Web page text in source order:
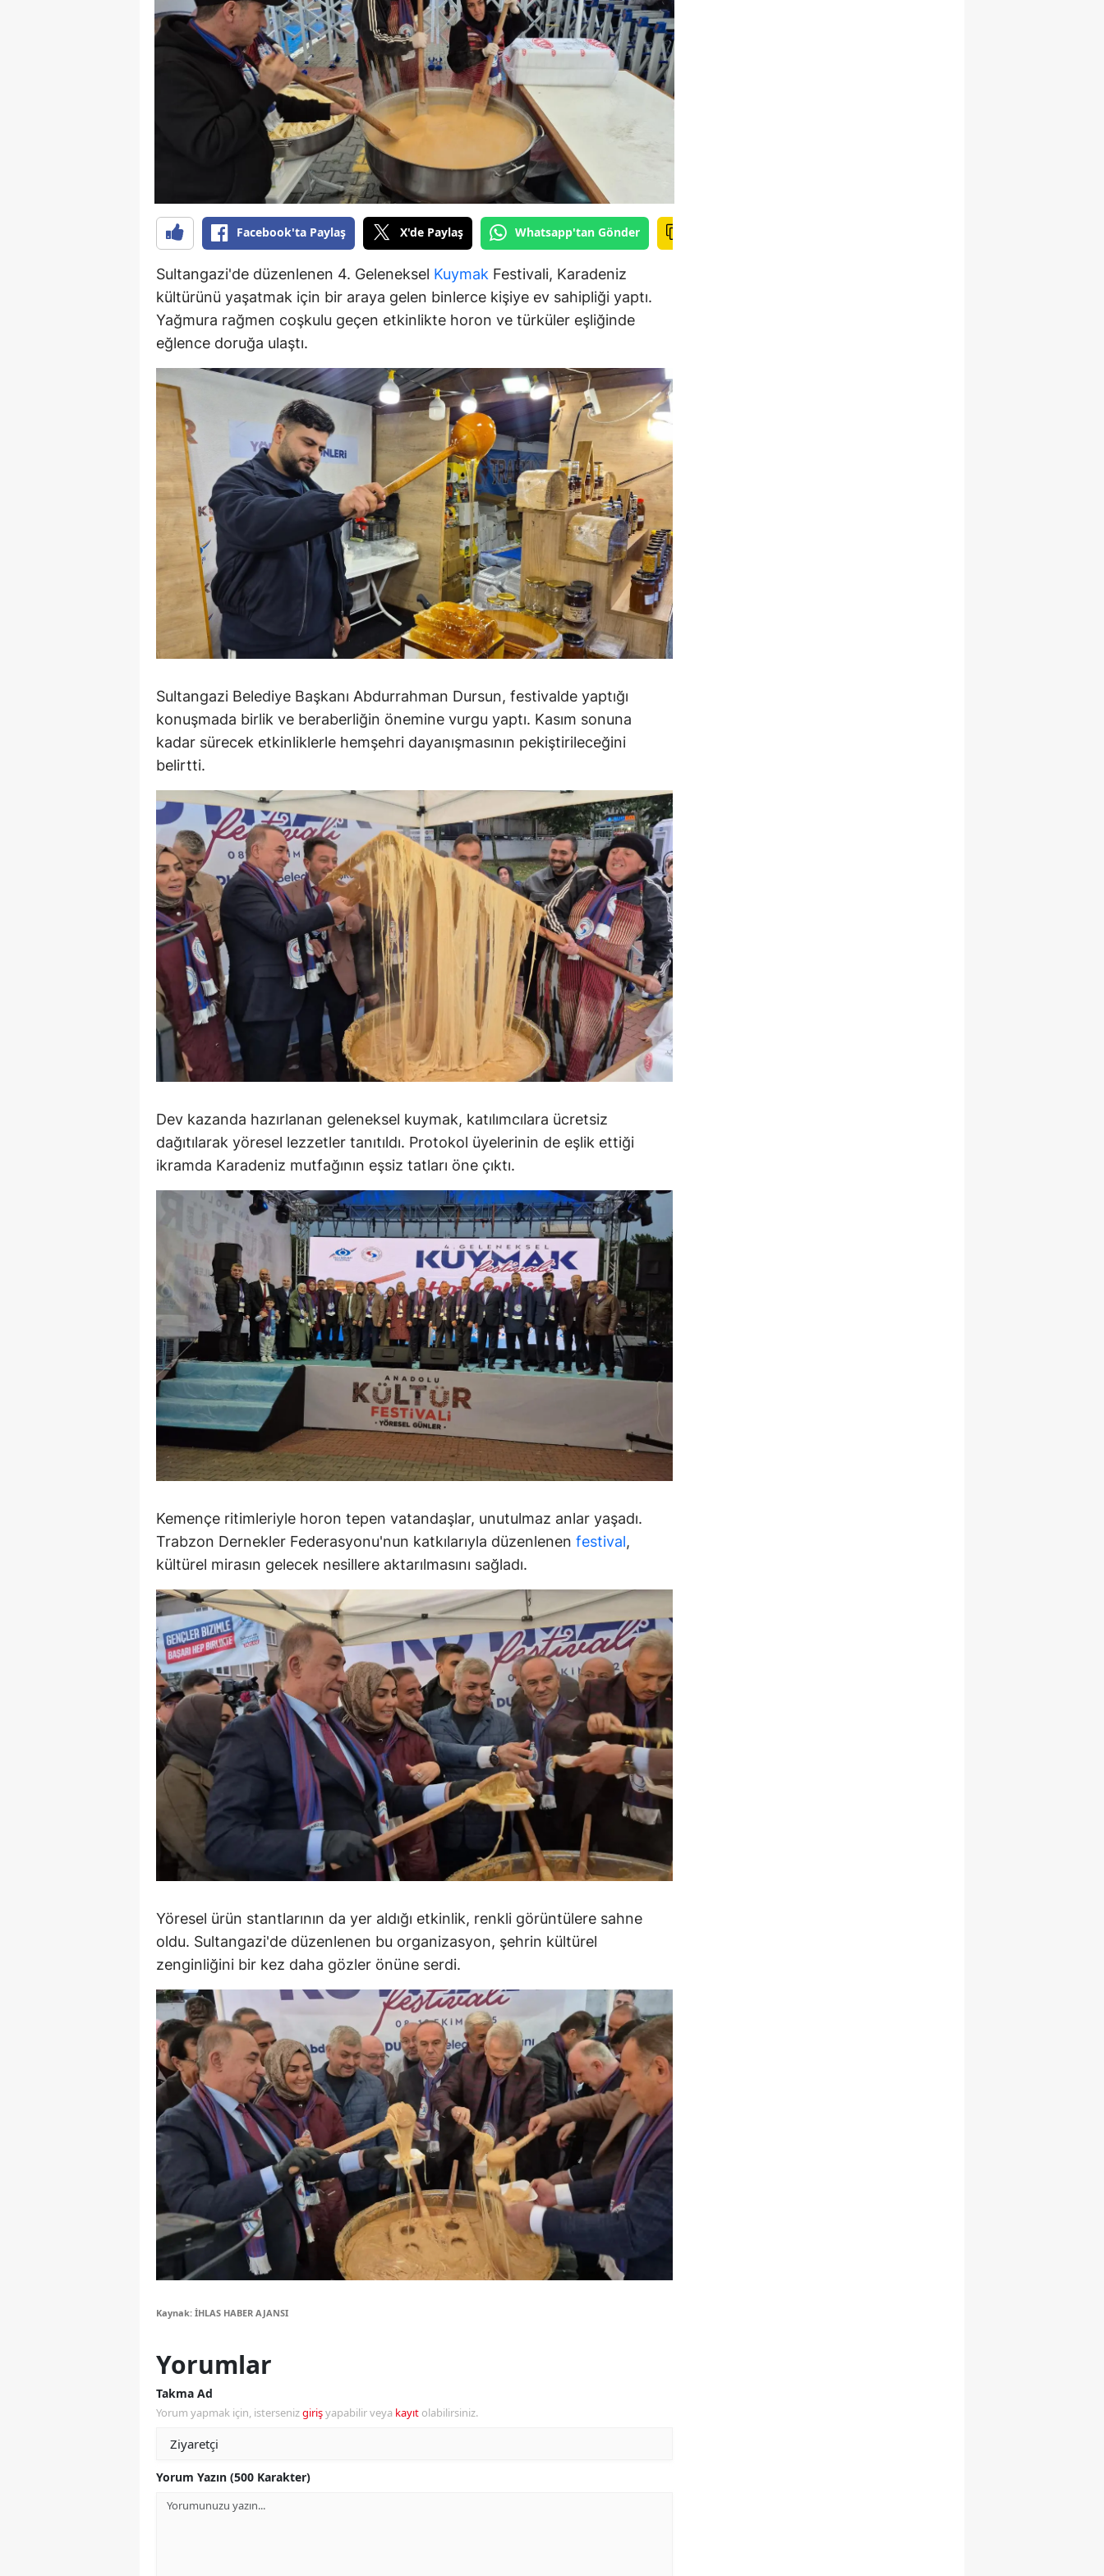
Bilecik
Bingöl
Bitlis
Bolu
Burdur
Bursa
Çanakkale
Çankırı
Denizli
Edirne
Elazığ
Erzincan
Erzurum
Eskişehir
Gaziantep
Giresun
Gümüşhane
Hakkari
Hatay
Isparta
İstanbul
İzmir
Kars
Kastamonu
Kayseri
Kırklareli
Kırşehir
Kocaeli
Konya
Malatya
Manisa
Kahramanmaraş
Mardin
Muğla
Muş
Nevşehir
Niğde
Ordu
Rize
Sakarya
Sinop
Tekirdağ
Tokat
Trabzon
Tunceli
Şanlıurfa
Uşak
Van
Yozgat
Aksaray
Bayburt
Karaman
Kırıkkale
Batman
Şırnak
Bartın
Ardahan
Iğdır
Yalova
Karabük
Facebook'ta Paylaş X'de Paylaş Whatsapp'tan Gönder
Sultangazi'de düzenlenen 4. Geleneksel Kuymak Festivali, Karadeniz
kültürünü yaşatmak için bir araya gelen binlerce kişiye ev sahipliği yaptı.
Yağmura rağmen coşkulu geçen etkinlikte horon ve türküler eşliğinde
eğlence doruğa ulaştı.
Sultangazi Belediye Başkanı Abdurrahman Dursun, festivalde yaptığı
konuşmada birlik ve beraberliğin önemine vurgu yaptı. Kasım sonuna
kadar sürecek etkinliklerle hemşehri dayanışmasının pekiştirileceğini
belirtti.
Dev kazanda hazırlanan geleneksel kuymak, katılımcılara ücretsiz
dağıtılarak yöresel lezzetler tanıtıldı. Protokol üyelerinin de eşlik ettiği
ikramda Karadeniz mutfağının eşsiz tatları öne çıktı.
Kemençe ritimleriyle horon tepen vatandaşlar, unutulmaz anlar yaşadı.
Trabzon Dernekler Federasyonu'nun katkılarıyla düzenlenen festival,
kültürel mirasın gelecek nesillere aktarılmasını sağladı.
Yöresel ürün stantlarının da yer aldığı etkinlik, renkli görüntülere sahne
oldu. Sultangazi'de düzenlenen bu organizasyon, şehrin kültürel
zenginliğini bir kez daha gözler önüne serdi.
Kaynak: İHLAS HABER AJANSI
Yorumlar
Takma Ad
Yorum yapmak için, istersenizgirişyapabilir veya kayıt olabilirsiniz.
Yorum Yazın (500 Karakter)